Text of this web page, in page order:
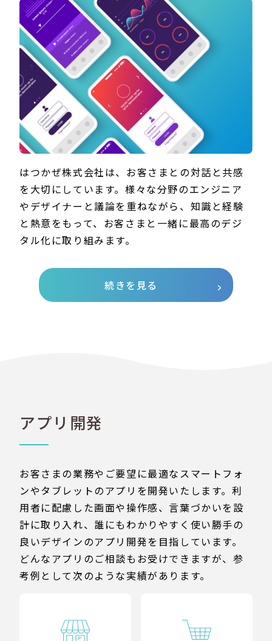
はつかぜ株式会社は、お客さまとの対話と共感
を大切にしています。様々な分野のエンジニア
やデザイナーと議論を重ねながら、知識と経験
と熱意をもって、お客さまと一緒に最高のデジ
タル化に取り組みます。
続きを見る
アプリ開発
お客さまの業務やご要望に最適なスマートフォ
ンやタブレットのアプリを開発いたします。利
用者に配慮した画面や操作感、言葉づかいを設
計に取り入れ、誰にもわかりやすく使い勝手の
良いデザインのアプリ開発を目指しています。
どんなアプリのご相談もお受けできますが、参
考例として次のような実績があります。